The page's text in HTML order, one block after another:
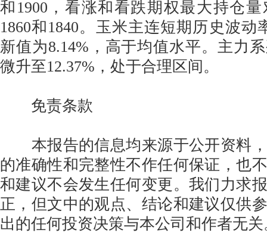
和1900，看涨和看跌期权最大持仓
1860和1840。玉米主连短期历史波动
新值为8.14%，高于均值水平。主力
微升至12.37%，处于合理区间。
免责条款
本报告的信息均来源于公开资料，
的准确性和完整性不作任何保证，也
和建议不会发生任何变更。我们力求
正，但文中的观点、结论和建议仅供
出的任何投资决策与本公司和作者无关